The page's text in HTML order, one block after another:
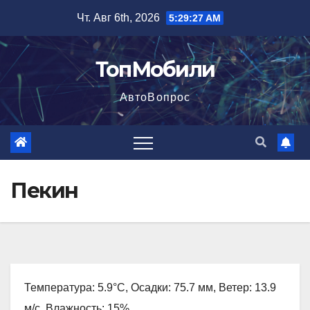
содержимому
Чт. Авг 6th, 2026 5:29:28 AM
ТопМобили
АвтоВопрос
Пекин
Температура: 5.9°C, Осадки: 75.7 мм, Ветер: 13.9